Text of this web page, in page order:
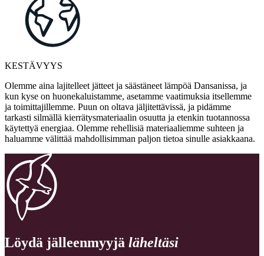
KESTÄVYYS
Olemme aina lajitelleet jätteet ja säästäneet lämpöä Dansanissa, ja
kun kyse on huonekaluistamme, asetamme vaatimuksia itsellemme
ja toimittajillemme. Puun on oltava jäljitettävissä, ja pidämme
tarkasti silmällä kierrätysmateriaalin osuutta ja etenkin tuotannossa
käytettyä energiaa. Olemme rehellisiä materiaaliemme suhteen ja
haluamme välittää mahdollisimman paljon tietoa sinulle asiakkaana.
Löydä jälleenmyyjä läheltäsi